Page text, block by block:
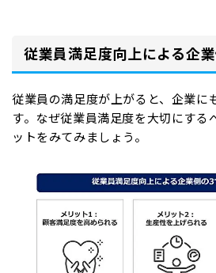
従業員満足度向上による企
従業員の満足度が上がると、企業に
す。なぜ従業員満足度を大切にする
ットをみてみましょう。